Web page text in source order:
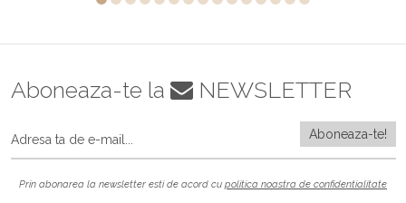
Aboneaza-te la NEWSLETTER
Prin abonarea la newsletter esti de acord cu politica noastra de confidentialitate